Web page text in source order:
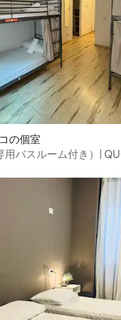
の個室
用バスルーム付き）|